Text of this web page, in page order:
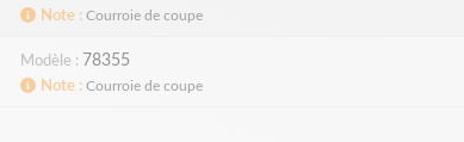
Note Courroie de coupe
Modèle 78355
Note Courroie de coupe